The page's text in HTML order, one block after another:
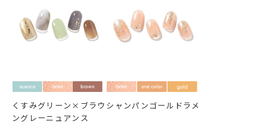
くすみグリーン×ブラウ
ングレーニュアンス
シャンパンゴールドラメ